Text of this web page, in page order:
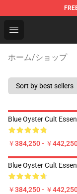
Open menu
Blue Öyster
ホーム/ショップ
Blue Oyster Cult
￥384,250 - ￥
Blue Oyster Cult
￥384,250 - ￥